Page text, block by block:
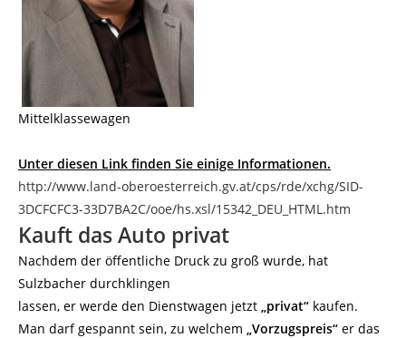
Mittelklassewagen
Unter diesen Link finden Sie einige Informationen.
http://www.land-oberoesterreich.gv.at/cps/rde/xchg/SID-
3DCFCFC3-33D7BA2C/ooe/hs.xsl/15342_DEU_HTML.htm
Kauft das Auto privat
Nachdem der öffentliche Druck zu groß wurde, hat
Sulzbacher durchklingen
lassen, er werde den Dienstwagen jetzt „privat“ kaufen.
Man darf gespannt sein, zu welchem „Vorzugspreis“ er das